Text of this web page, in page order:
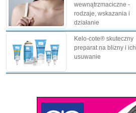
wewnątrzmaciczne -
rodzaje, wskazania i
działanie
Kelo-cote® skuteczny
preparat na blizny i ich
usuwanie